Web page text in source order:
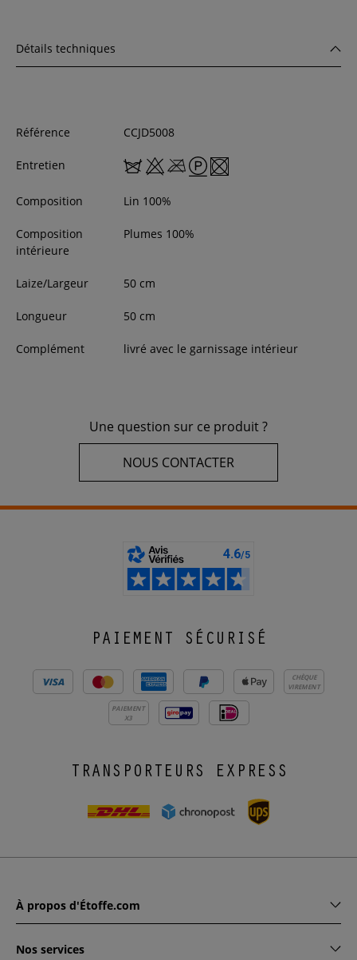
Détails techniques
Référence CCJD5008
Entretien
Composition Lin 100%
Composition
intérieure
Plumes 100%
Laize/Largeur 50 cm
Longueur 50 cm
Complément livré avec le garnissage intérieur
Une question sur ce produit ?
NOUS CONTACTER
PAIEMENT SÉCURISÉ
CHÈQUE
VIREMENT
PAIEMENT
X3
TRANSPORTEURS EXPRESS
À propos d'Étoffe.com
Nos services